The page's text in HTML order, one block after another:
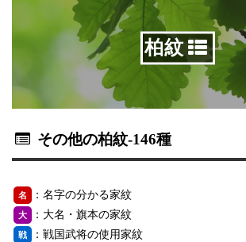
柏紋
その他の柏紋-146種
名 ：名字の分かる家紋
大 ：大名・旗本の家紋
戦 ：戦国武将の使用家紋